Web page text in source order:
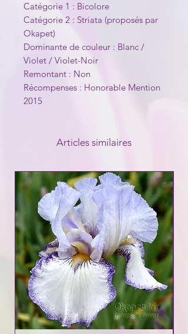
Catégorie 1 : Bicolore
Catégorie 2 : Striata (proposés par
Okapet)
Dominante de couleur : Blanc /
Violet / Violet-Noir
Remontant : Non
Récompenses : Honorable Mention
2015
Articles similaires